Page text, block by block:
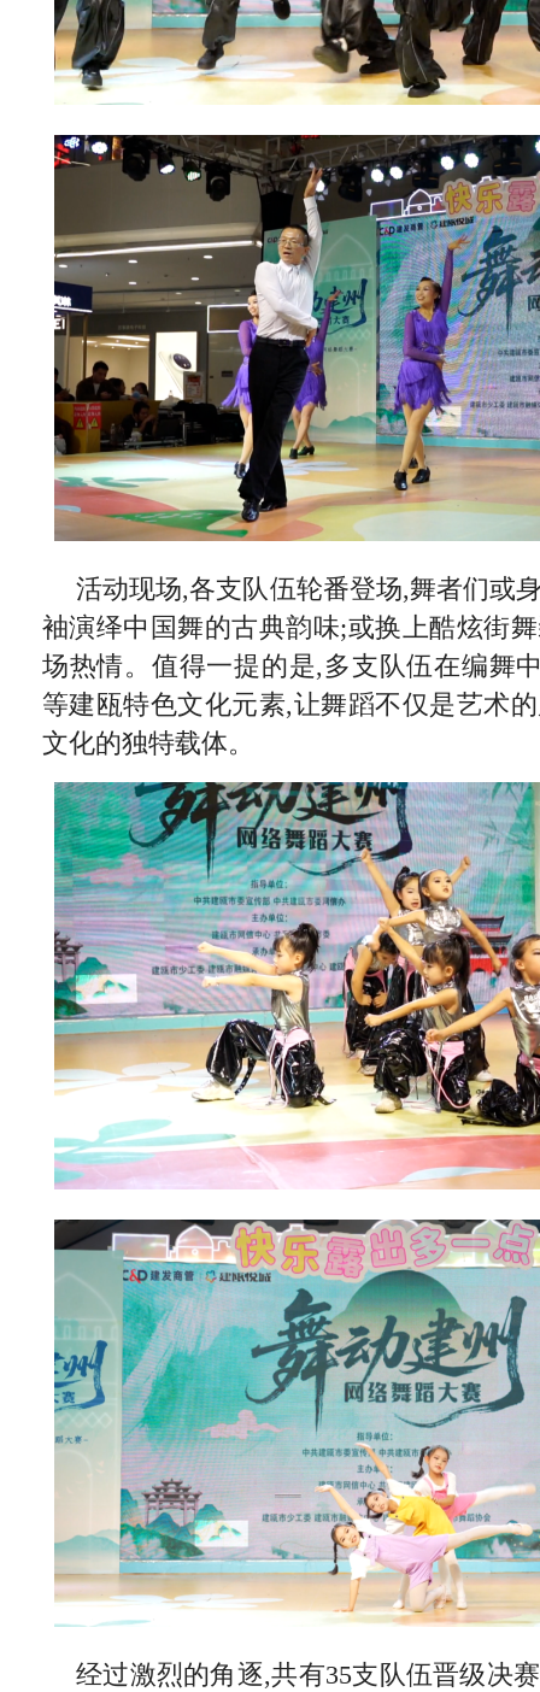
活动现场,各支队伍轮番登场,舞者们或
袖演绎中国舞的古典韵味;或换上酷炫街
场热情。值得一提的是,多支队伍在编舞
等建瓯特色文化元素,让舞蹈不仅是艺术
文化的独特载体。
经过激烈的角逐,共有35支队伍晋级决